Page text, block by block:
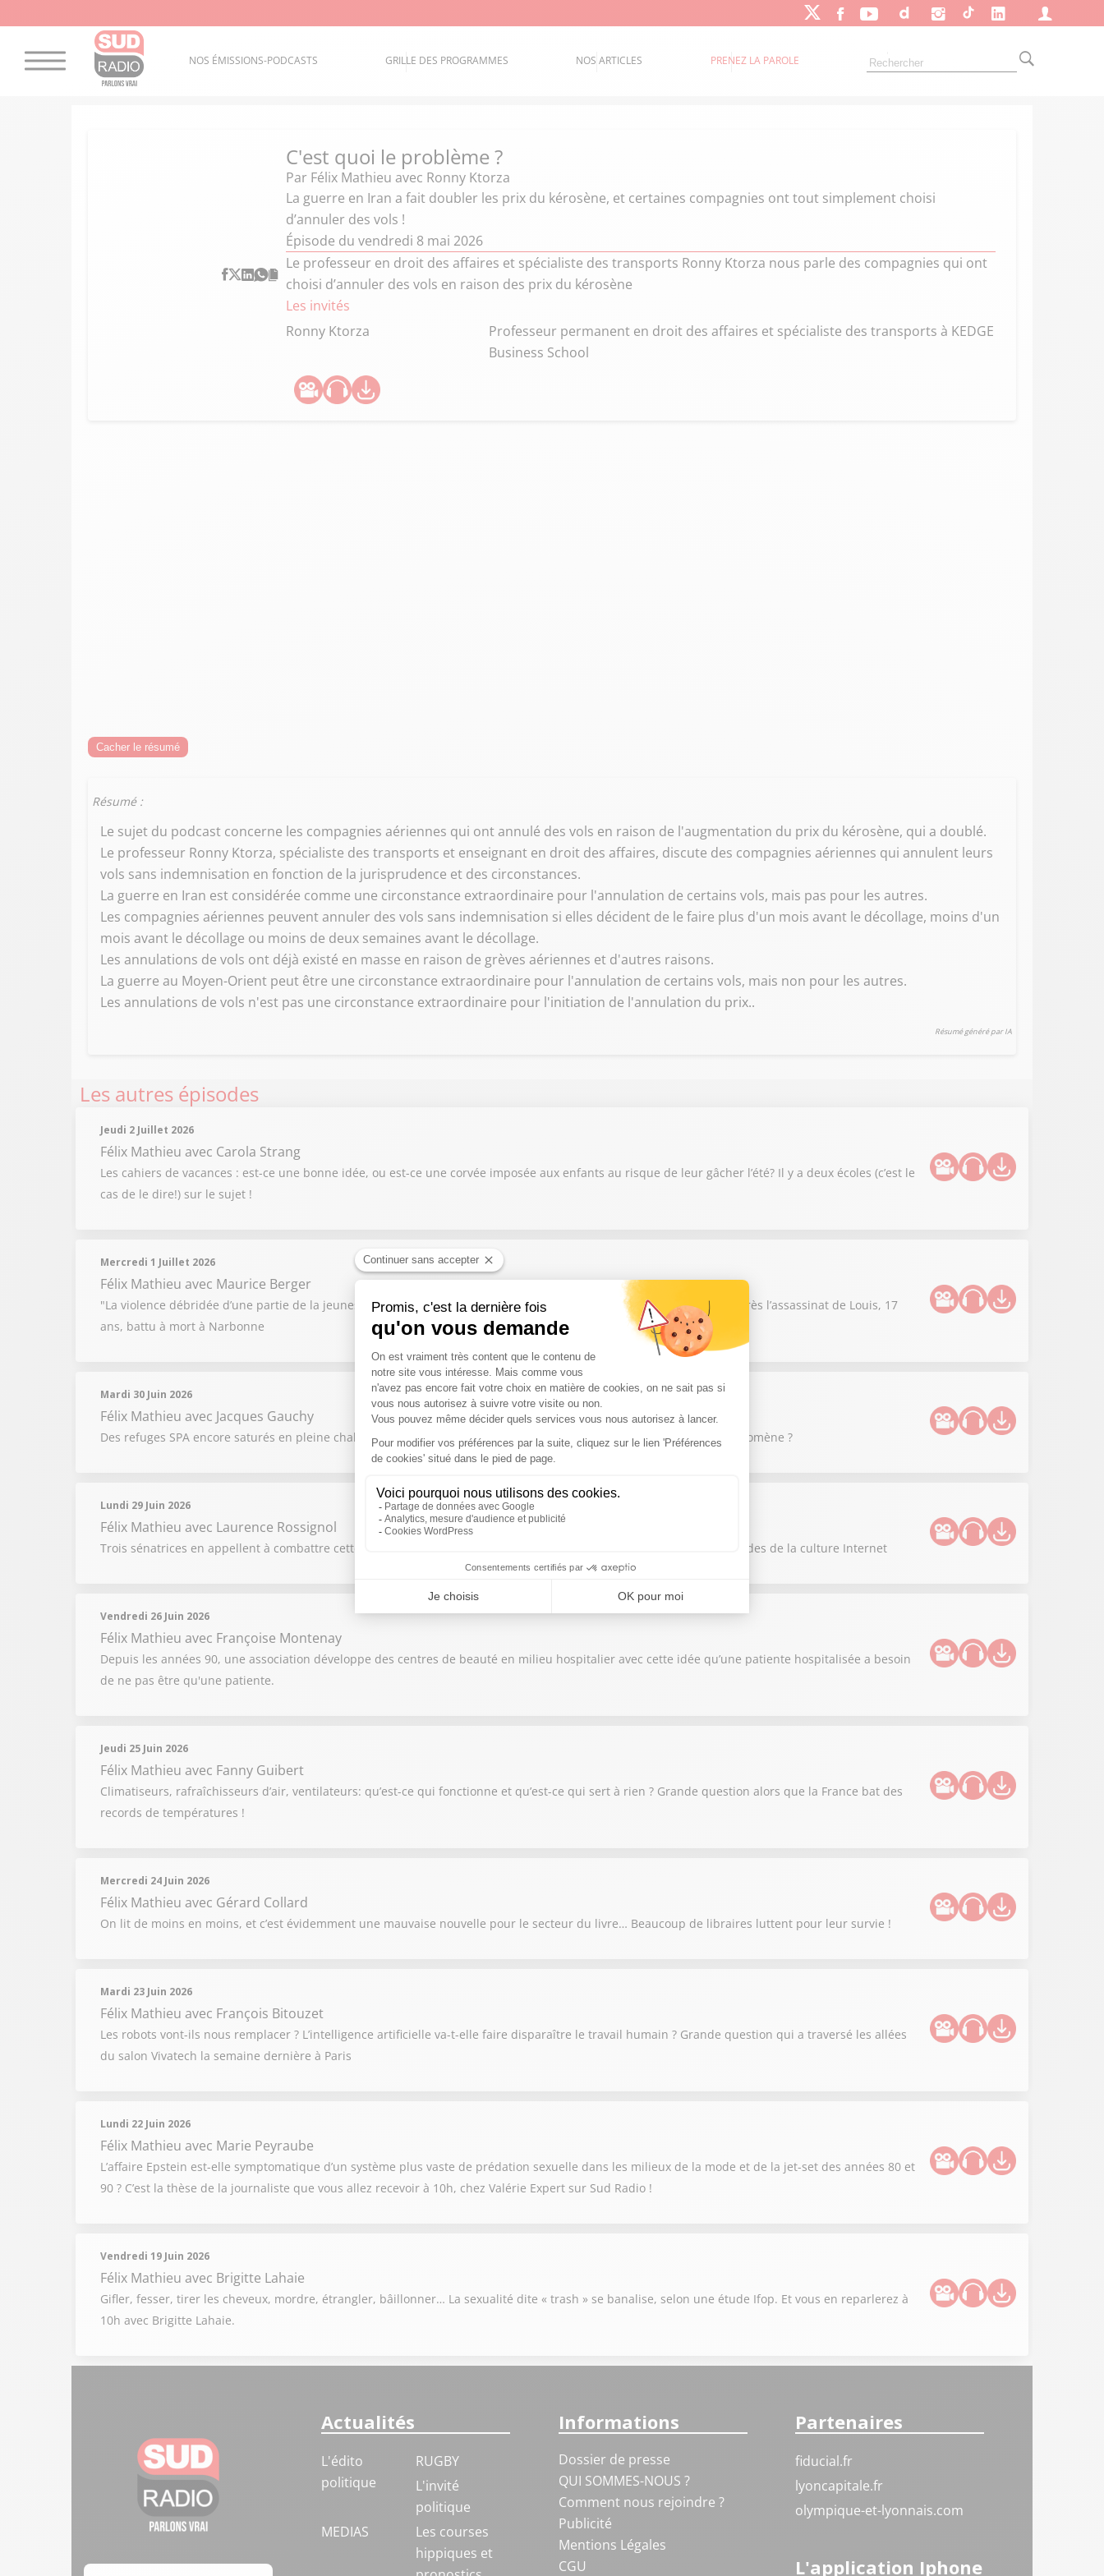
NOS ÉMISSIONS-PODCASTS GRILLE DES PROGRAMMES NOS ARTICLES PRENEZ LA PAROLE
C'est quoi le problème ?
Par Félix Mathieu avec Ronny Ktorza
La guerre en Iran a fait doubler les prix du kérosène, et certaines compagnies ont tout simplement choisi
d’annuler des vols !
Épisode du vendredi 8 mai 2026
Le professeur en droit des affaires et spécialiste des transports Ronny Ktorza nous parle des compagnies qui ont
choisi d’annuler des vols en raison des prix du kérosène
Les invités
Ronny Ktorza
Professeur permanent en droit des affaires et spécialiste des transports à KEDGE
Business School
Cacher le résumé
Résumé :
Le sujet du podcast concerne les compagnies aériennes qui ont annulé des vols en raison de l'augmentation du prix du kérosène, qui a doublé.
Le professeur Ronny Ktorza, spécialiste des transports et enseignant en droit des affaires, discute des compagnies aériennes qui annulent leurs
vols sans indemnisation en fonction de la jurisprudence et des circonstances.
La guerre en Iran est considérée comme une circonstance extraordinaire pour l'annulation de certains vols, mais pas pour les autres.
Les compagnies aériennes peuvent annuler des vols sans indemnisation si elles décident de le faire plus d'un mois avant le décollage, moins d'un
mois avant le décollage ou moins de deux semaines avant le décollage.
Les annulations de vols ont déjà existé en masse en raison de grèves aériennes et d'autres raisons.
La guerre au Moyen-Orient peut être une circonstance extraordinaire pour l'annulation de certains vols, mais non pour les autres.
Les annulations de vols n'est pas une circonstance extraordinaire pour l'initiation de l'annulation du prix..
Résumé généré par IA
Les autres épisodes
Jeudi 2 Juillet 2026
Félix Mathieu avec Carola Strang
Les cahiers de vacances : est-ce une bonne idée, ou est-ce une corvée imposée aux enfants au risque de leur gâcher l’été? Il y a deux écoles (c’est le
cas de le dire!) sur le sujet !
Mercredi 1 Juillet 2026
Félix Mathieu avec Maurice Berger
"La violence débridée d’une partie de la jeunesse." Expression récemment employée par le ministre de l’Intérieur, après l’assassinat de Louis, 17
ans, battu à mort à Narbonne
Mardi 30 Juin 2026
Félix Mathieu avec Jacques Gauchy
Des refuges SPA encore saturés en pleine chaleur, des animaux qui s'entassent... Quelles sont les causes de ce phénomène ?
Lundi 29 Juin 2026
Félix Mathieu avec Laurence Rossignol
Trois sénatrices en appellent à combattre cette idéologie. Le rapport décrit aussi un écosystème insidieux avec les codes de la culture Internet
Vendredi 26 Juin 2026
Félix Mathieu avec Françoise Montenay
Depuis les années 90, une association développe des centres de beauté en milieu hospitalier avec cette idée qu’une patiente hospitalisée a besoin
de ne pas être qu'une patiente.
Jeudi 25 Juin 2026
Félix Mathieu avec Fanny Guibert
Climatiseurs, rafraîchisseurs d’air, ventilateurs: qu’est-ce qui fonctionne et qu’est-ce qui sert à rien ? Grande question alors que la France bat des
records de températures !
Mercredi 24 Juin 2026
Félix Mathieu avec Gérard Collard
On lit de moins en moins, et c’est évidemment une mauvaise nouvelle pour le secteur du livre… Beaucoup de libraires luttent pour leur survie !
Mardi 23 Juin 2026
Félix Mathieu avec François Bitouzet
Les robots vont-ils nous remplacer ? L’intelligence artificielle va-t-elle faire disparaître le travail humain ? Grande question qui a traversé les allées
du salon Vivatech la semaine dernière à Paris
Lundi 22 Juin 2026
Félix Mathieu avec Marie Peyraube
L’affaire Epstein est-elle symptomatique d’un système plus vaste de prédation sexuelle dans les milieux de la mode et de la jet-set des années 80 et
90 ? C’est la thèse de la journaliste que vous allez recevoir à 10h, chez Valérie Expert sur Sud Radio !
Vendredi 19 Juin 2026
Félix Mathieu avec Brigitte Lahaie
Gifler, fesser, tirer les cheveux, mordre, étrangler, bâillonner… La sexualité dite « trash » se banalise, selon une étude Ifop. Et vous en reparlerez à
10h avec Brigitte Lahaie.
Actualités
L'édito
politique
RUGBY
L'invité
politique
MEDIAS
Les courses
hippiques et
Informations
Dossier de presse
QUI SOMMES-NOUS ?
Comment nous rejoindre ?
Publicité
Mentions Légales
CGU
Partenaires
fiducial.fr
lyoncapitale.fr
olympique-et-lyonnais.com
L'application Iphone